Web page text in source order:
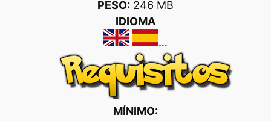
PESO: 246 MB
IDIOMA
…
MÍNIMO: